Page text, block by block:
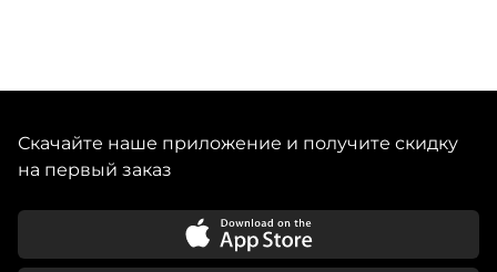
Скачайте наше приложение и получите скидку
на первый заказ